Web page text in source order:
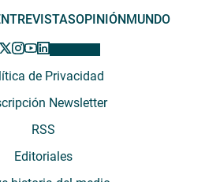
OPINIÓNMUNDO
de Privacidad
Newsletter
RSS
Editoriales